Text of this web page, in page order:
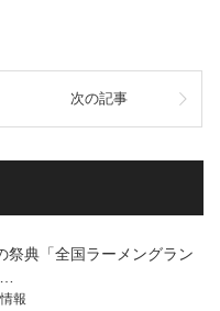
次の記事
祭典「全国ラーメングラン
…
報